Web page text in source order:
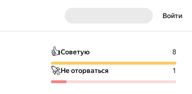
Войти
👍Советую 8
🚀Не оторваться 1